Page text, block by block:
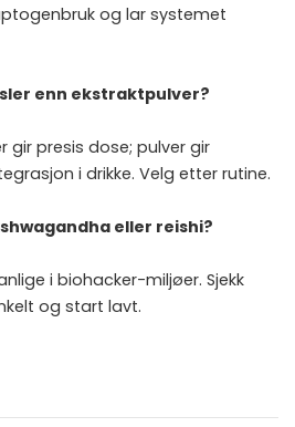
og lar systemet
enn ekstraktpulver?
gir presis dose; pulver gir
i drikke. Velg etter rutine.
eller reishi?
i biohacker-miljøer. Sjekk
og start lavt.